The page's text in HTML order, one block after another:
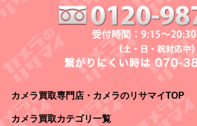
カメラ買取専門店・カメラのリサマイTOP
カメラ買取カテゴリ一覧